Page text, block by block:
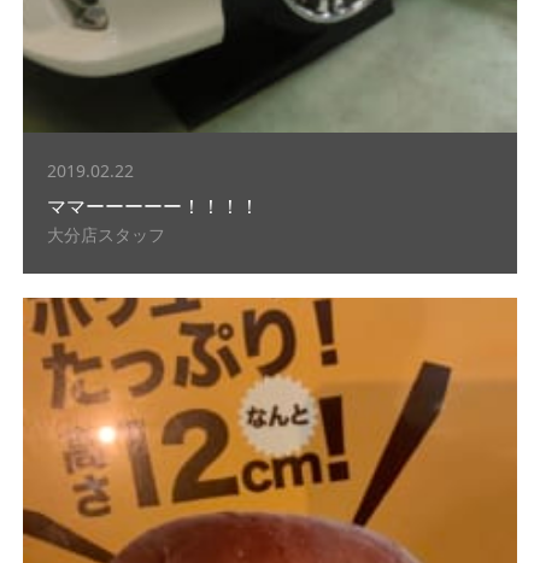
2019.02.22
ママーーーーー！！！！
大分店スタッフ